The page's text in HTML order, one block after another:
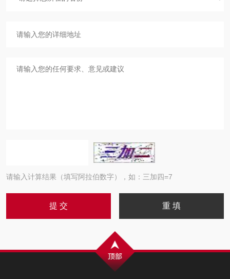
请输入计算结果（填写阿拉伯数字），如：三加四=7